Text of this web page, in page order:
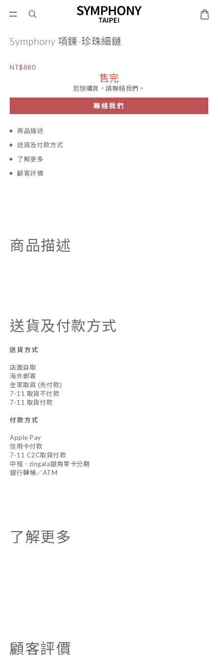
Symphony 項鍊-珍珠細鏈
NT$880
售完
若想購買，請聯絡我們。
聯絡我們
商品描述
送貨及付款方式
了解更多
顧客評價
商品描述
送貨及付款方式
送貨方式
店面自取
海外郵寄
全家取貨 (先付款)
7-11 取貨不付款
7-11 取貨付款
付款方式
Apple Pay
信用卡付款
7-11 C2C取貨付款
中租 - zingala銀角零卡分期
銀行轉帳／ATM
了解更多
顧客評價